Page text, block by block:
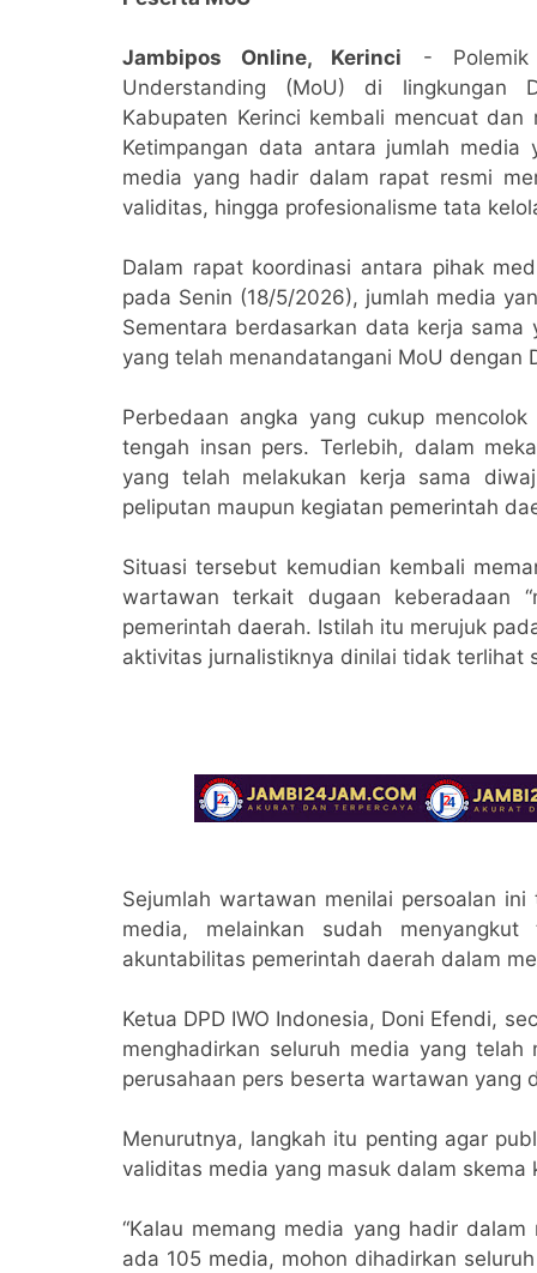
Jambipos Online, Kerinci - Polemik
Understanding (MoU) di lingkungan
Kabupaten Kerinci kembali mencuat
Ketimpangan data antara jumlah
media yang hadir dalam rapat resmi
validitas, hingga profesionalisme tata
Dalam rapat koordinasi antara pihak
pada Senin (18/5/2026), jumlah media
Sementara berdasarkan data kerja
yang telah menandatangani MoU dengan
Perbedaan angka yang cukup
tengah insan pers. Terlebih, dalam
yang telah melakukan kerja sama
peliputan maupun kegiatan pemerintah
Situasi tersebut kemudian kembali
wartawan terkait dugaan keberadaan
pemerintah daerah. Istilah itu merujuk
aktivitas jurnalistiknya dinilai tidak terlihat
Sejumlah wartawan menilai persoalan
media, melainkan sudah
akuntabilitas pemerintah daerah dalam
Ketua DPD IWO Indonesia, Doni Efendi,
menghadirkan seluruh media yang
perusahaan pers beserta wartawan yang
Menurutnya, langkah itu penting agar
validitas media yang masuk dalam skema
“Kalau memang media yang hadir
ada 105 media, mohon dihadirkan